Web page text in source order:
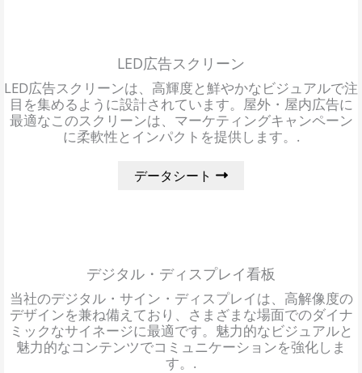
LED広告スクリーン
LED広告スクリーンは、高輝度と鮮やかなビジュアルで注
目を集めるように設計されています。屋外・屋内広告に
最適なこのスクリーンは、マーケティングキャンペーン
に柔軟性とインパクトを提供します。.
データシート
デジタル・ディスプレイ看板
当社のデジタル・サイン・ディスプレイは、高解像度の
デザインを兼ね備えており、さまざまな場面でのダイナ
ミックなサイネージに最適です。魅力的なビジュアルと
魅力的なコンテンツでコミュニケーションを強化しま
す。.